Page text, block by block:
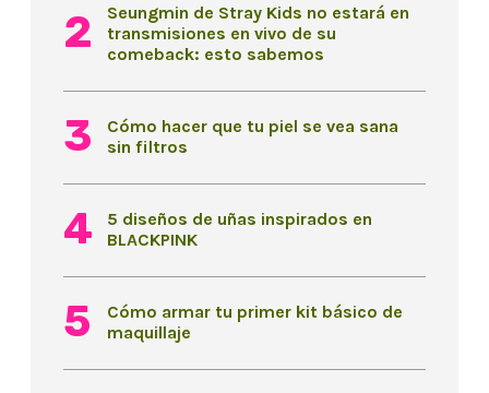
Seungmin de Stray Kids no estará en
transmisiones en vivo de su
comeback: esto sabemos
Cómo hacer que tu piel se vea sana
sin filtros
5 diseños de uñas inspirados en
BLACKPINK
Cómo armar tu primer kit básico de
maquillaje